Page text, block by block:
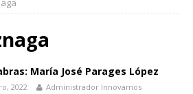
María José Parages López
2022 Administrador Innovamos